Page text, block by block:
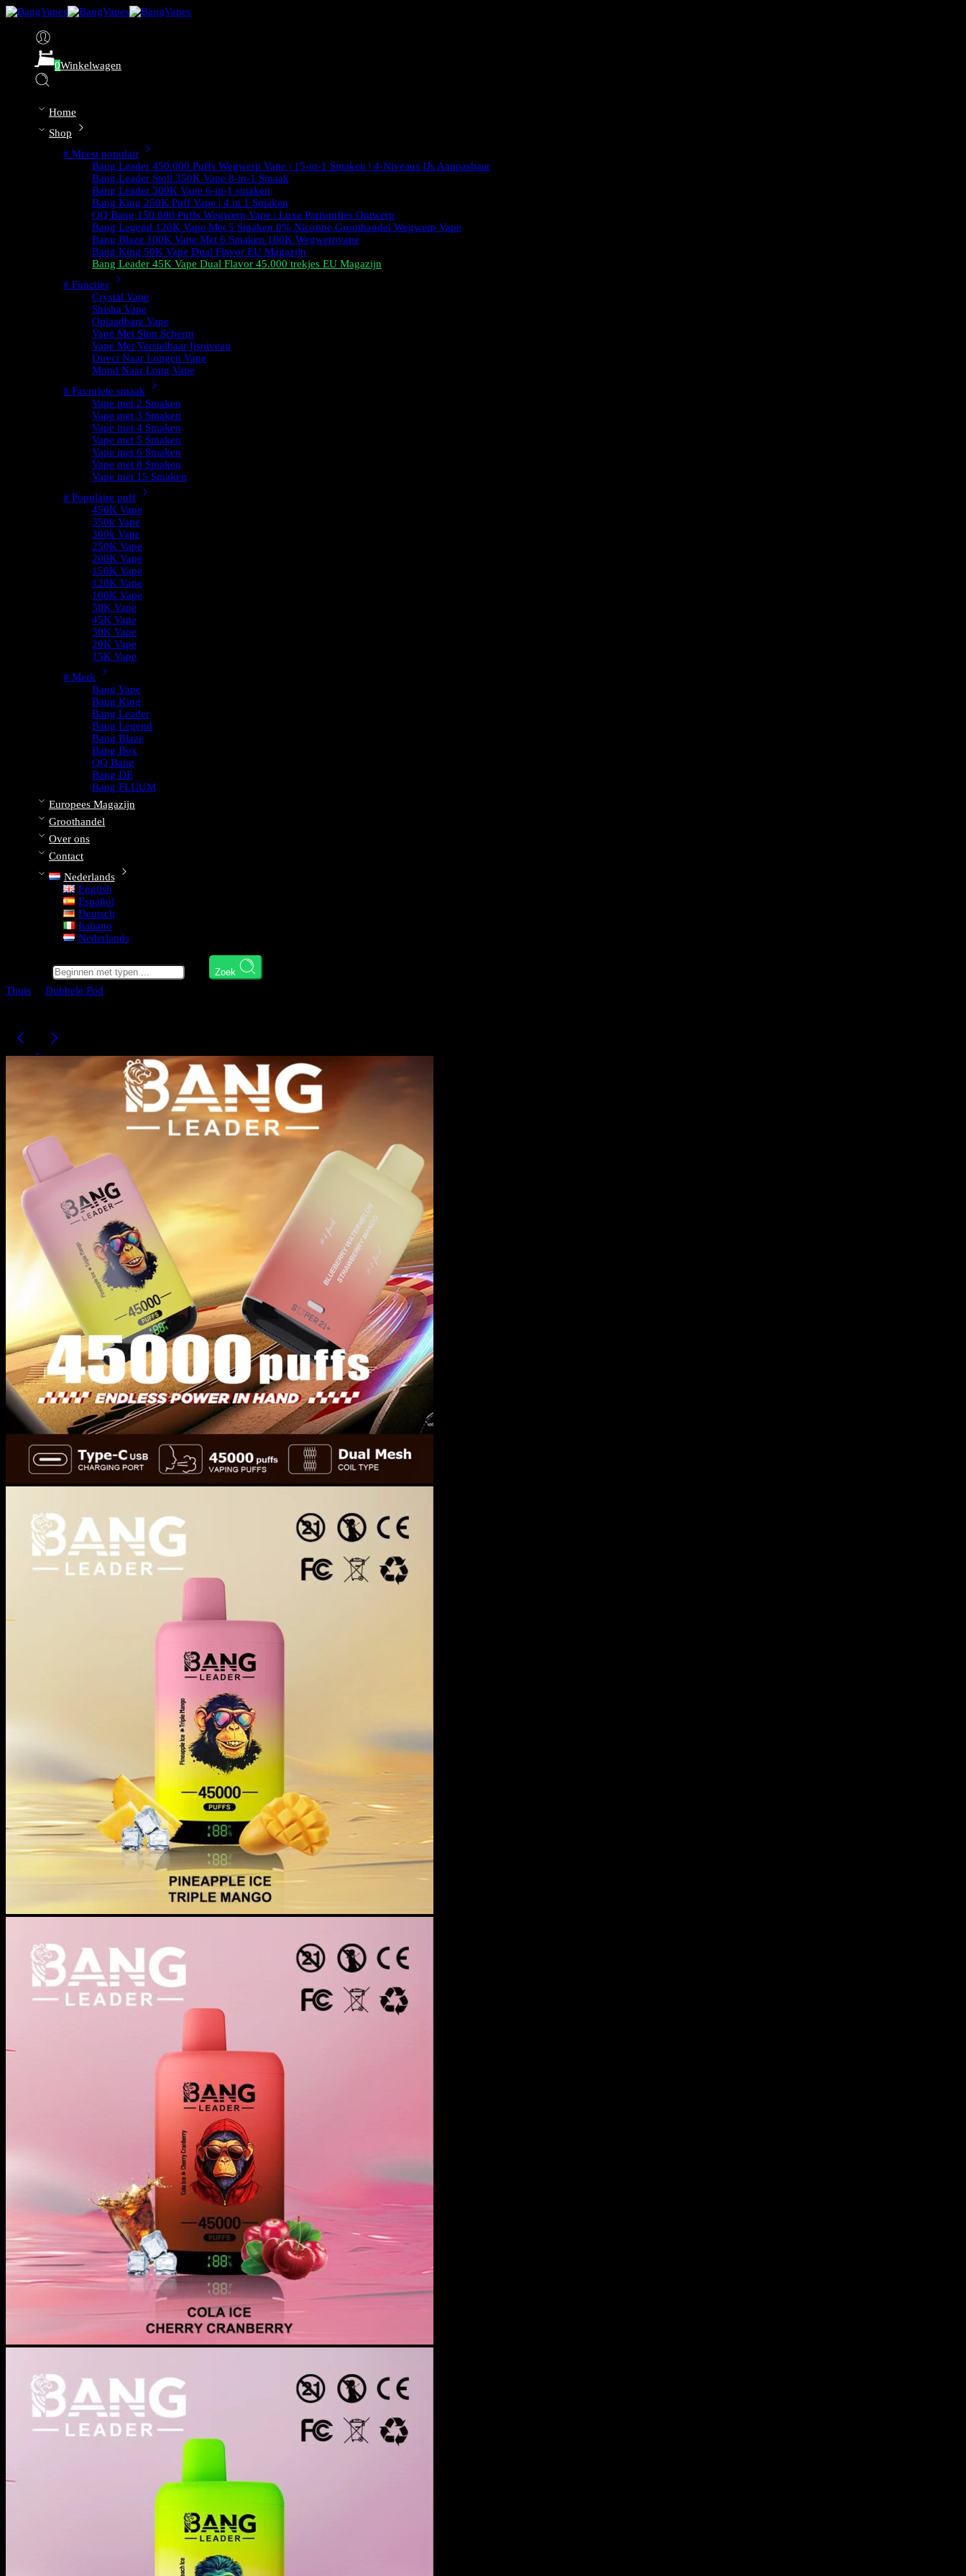
0Winkelwagen
Home
Shop
# Meest populair
Bang Leader 450.000 Puffs Wegwerp Vape | 15-in-1 Smaken | 4-Niveaus IJs Aanpasbaar
Bang Leader Stoll 350K Vape 8-in-1 Smaak
Bang Leader 300K Vape 6-in-1 smaken
Bang King 250K Puff Vape | 4 in 1 Smaken
QQ Bang 150.000 Puffs Wegwerp Vape | Luxe Parfumfles Ontwerp
Bang Legend 120K Vape Met 5 Smaken 0% Nicotine Groothandel Wegwerp Vape
Bang Blaze 100K Vape Met 6 Smaken 100K Wegwerpvape
Bang King 50K Vape Dual Flavor EU Magazijn
Bang Leader 45K Vape Dual Flavor 45.000 trekjes EU Magazijn
# Functies
Crystal Vape
Shisha Vape
Oplaadbare Vape
Vape Met Slim Scherm
Vape Met Verstelbaar Ijsniveau
Direct Naar Longen Vape
Mond Naar Long Vape
# Favoriete smaak
Vape met 2 Smaken
Vape met 3 Smaken
Vape met 4 Smaken
Vape met 5 Smaken
Vape met 6 Smaken
Vape met 8 Smaken
Vape met 15 Smaken
# Populaire puff
450K Vape
350k Vape
300k Vape
250K Vape
200K Vape
150K Vape
120K Vape
100K Vape
50K Vape
45K Vape
30K Vape
20K Vape
15K Vape
# Merk
Bang Vape
Bang King
Bang Leader
Bang Legend
Bang Blaze
Bang Box
QQ Bang
Bang DE
Bang FLUUM
Europees Magazijn
Groothandel
Over ons
Contact
Nederlands
English
Español
Deutsch
Italiano
Nederlands
Zoek
Thuis Dubbele Pod